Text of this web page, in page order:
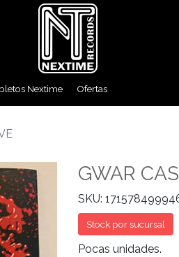
Nextime Ofertas
GWAR
SKU:
Stock por sucursal
Pocas unidades.